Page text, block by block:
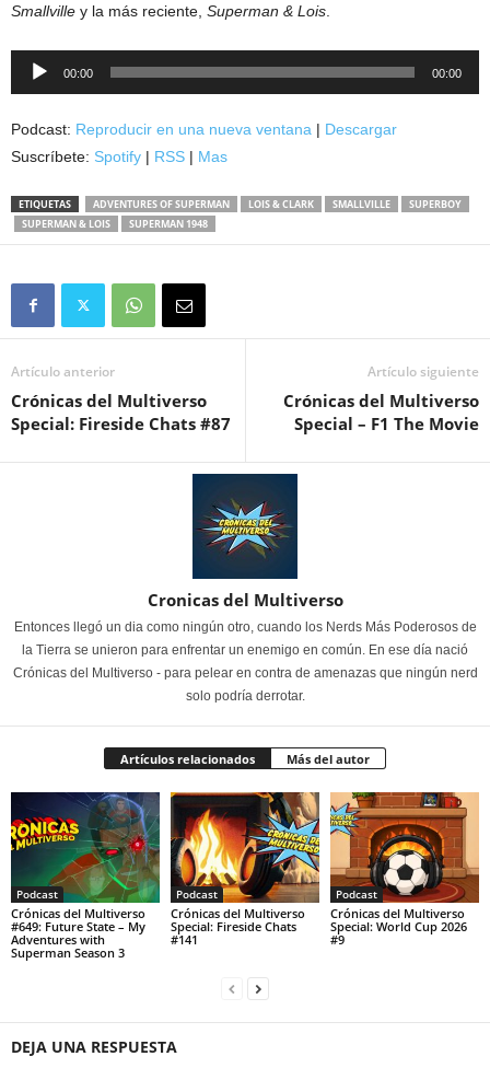
Smallville y la más reciente, Superman & Lois
Reproductor
00:00 00:00
Podcast: Reproducir en una nueva ventana | Descargar
Suscríbete: Spotify | RSS | Mas
ETIQUETAS ADVENTURES OF SUPERMAN LOIS & CLARK SMALLVILLE
SUPERBOY
SUPERMAN & LOIS
SUPERMAN 1948
Artículo anterior
Crónicas del Multiverso
Special: Fireside Chats #87
Artículo siguiente
Crónicas del Multiverso
Special – F1 The Movie
Cronicas del Multiverso
Entonces llegó un dia como ningún otro, cuando los Nerds Más Poderosos de
la Tierra se unieron para enfrentar un enemigo en común. En ese día nació
Crónicas del Multiverso - para pelear en contra de amenazas que ningún nerd
solo podría derrotar.
Artículos relacionados Más del autor
Podcast
Crónicas del Multiverso
#649: Future State – My
Adventures with
Superman Season 3
Podcast
Crónicas del Multiverso
Special: Fireside Chats
#141
Podcast
Crónicas del Multiverso
Special: World Cup 2026
#9
DEJA UNA RESPUESTA